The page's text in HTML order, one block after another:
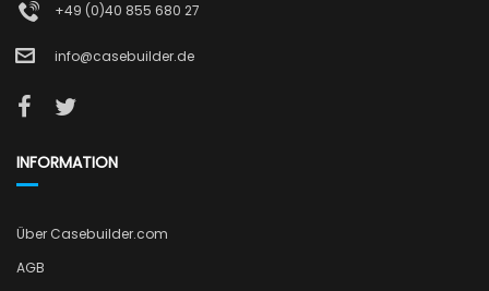
+49 (0)40 855 680 27
info@casebuilder.de
INFORMATION
Über Casebuilder.com
AGB